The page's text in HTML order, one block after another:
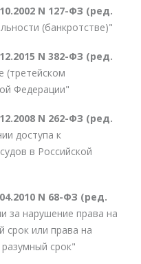
N 127-ФЗ (ред.
(банкротстве)"
N 382-ФЗ (ред.
(третейском
Федерации"
N 262-ФЗ (ред.
доступа к
в Российской
N 68-ФЗ (ред.
за нарушение права на
срок или права на
срок"